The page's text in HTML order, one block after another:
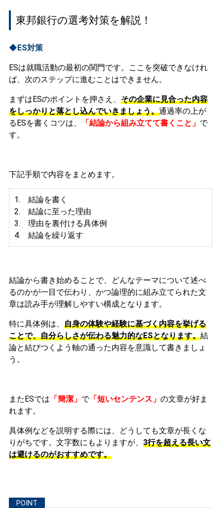
東邦銀行の選考対策を解説！
◆ES対策
ESは就職活動の最初の関門です。ここを突破できなけれ
ば、次のステップに進むことはできません。
まずはESのポイントを押さえ、 その企業に見合った内容
をしっかりと落とし込んでいきましょう。通過率の上が
るESを書くコツは、
「結論から組み立てて書くこと」 で
す。
下記手順で内容をまとめます。
1. 結論を書く
2. 結論に至った理由
3. 理由を裏付ける具体例
4. 結論を繰り返す
結論から書き始めることで、どんなテーマについて述べ
るのかが一目で伝わり、かつ論理的に組み立てられた文
章は読み手が理解しやすい構成となります。
特に具体例は、 自身の体験や経験に基づく内容を挙げる
ことで、自分らしさが伝わる魅力的なESとなります。結
論と結びつくよう軸の通った内容を意識して書きましょ
う。
またESでは 「簡潔」 で「短いセンテンス」 の文章が好ま
れます。
具体例などを説明する際には、どうしても文章が長くな
りがちです。文字数にもよりますが、 3行を超える長い文
は避けるのがおすすめです。